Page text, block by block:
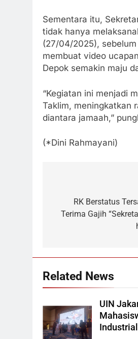
Sementara itu,
tidak hanya
(27/04/2025),
membuat video
Depok semakin maju
“Kegiatan ini menjadi
Taklim, meningkatkan
diantara jamaah,”
(*Dini Rahmayani)
RK Berstatus
Terima Gajih
Related News
UIN